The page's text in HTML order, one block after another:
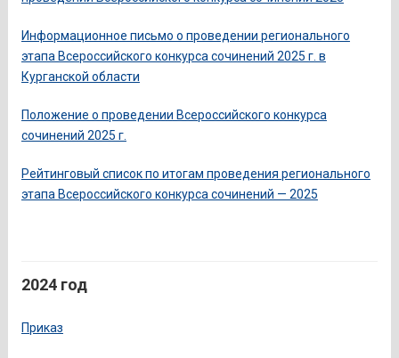
Информационное письмо о проведении регионального
этапа Всероссийского конкурса сочинений 2025 г. в
Курганской области
Положение о проведении Всероссийского конкурса
сочинений 2025 г.
Рейтинговый список по итогам проведения регионального
этапа Всероссийского конкурса сочинений — 2025
2024 год
Приказ